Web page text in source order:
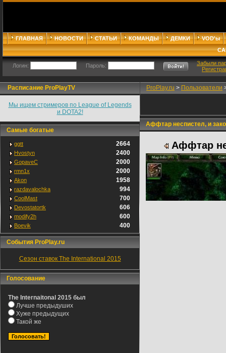
ГЛАВНАЯ НОВОСТИ СТАТЬИ КОМАНДЫ ДЕМКИ
VOD'ы
Логин: Пароль:
Забыли
Расписание ProPlayTV
Мы ищем стримеров по League of Legends
и DOTA2!
Самые богатые
ggtt 2664
Hvostyn 2400
GopaveC 2000
rmn1x 2000
Akon 1958
razdavalochka 994
CoolMast 700
Devostatortk 606
modify2h 600
Boevik 400
События ProPlay.ru
Сезон ставок The International 2015
Голосование
The Internaitonal 2015 был
Лучше предыдуших
Хуже предыдущих
Такой же
ProPlay.ru > Пользователи
Аффтар неспистел, и
Аффтар